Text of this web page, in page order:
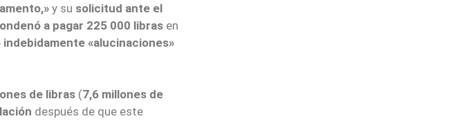
y su solicitud ante el
a pagar 225 000 libras en
«alucinaciones»
de libras (7,6 millones de
después de que este